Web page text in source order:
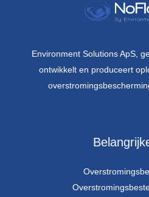
Environment Solutions ApS,
ontwikkelt en produceert